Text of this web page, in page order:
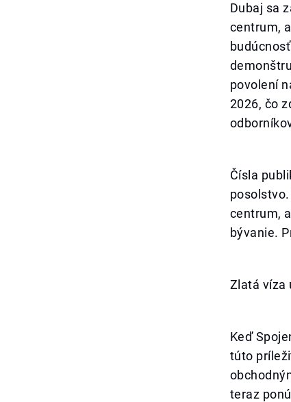
Dubaj sa
centrum,
povolení
2026, čo
Čísla
centrum,
bývanie.
Zlatá víza
Keď
túto
teraz